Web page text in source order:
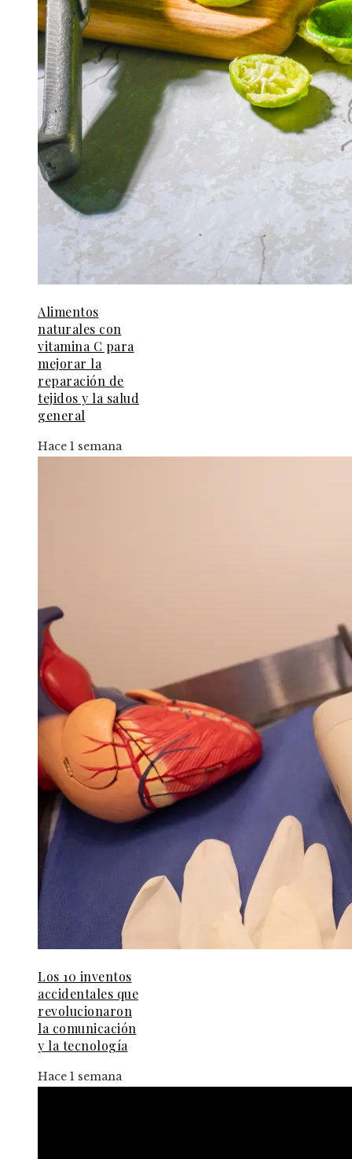
Alimentos
naturales con
vitamina C para
mejorar la
reparación de
tejidos y la salud
general
Hace 1 semana
Los 10 inventos
accidentales que
revolucionaron
la comunicación
y la tecnología
Hace 1 semana